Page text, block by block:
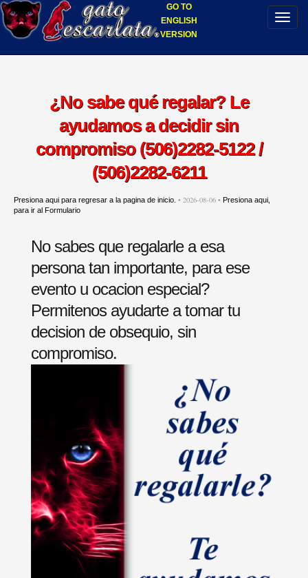
GO TO
ENGLISH
VERSION
¿No sabe qué regalar? Le
ayudamos a decidir sin
compromiso (506)2282-5122 /
(506)2282-6211
Presiona aqui para regresar a la pagina de inicio. • 2026-08-06 • Presiona aqui,
para ir al Formulario
No sabes que regalarle a esa
persona tan importante, para ese
evento u ocacion especial?
Permitenos ayudarte a tomar tu
decision de obsequio, sin
compromiso.